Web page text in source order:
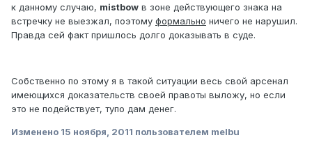
к данному случаю, mistbow в зоне действующего знака на
встречку не выезжал, поэтому формально ничего не нарушил.
Правда сей факт пришлось долго доказывать в суде.
Собственно по этому я в такой ситуации весь свой арсенал
имеющихся доказательств своей правоты выложу, но если
это не подействует, тупо дам денег.
Изменено 15 ноября, 2011 пользователем melbu